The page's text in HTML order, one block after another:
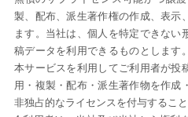
製、配布、派生著作権の作成、表示
ます。当社は、個人を特定できない
稿データを利用できるものとします
本サービスを利用してご利用者が投
用・複製・配布・派生著作物を作成
非独占的なライセンスを付与すること